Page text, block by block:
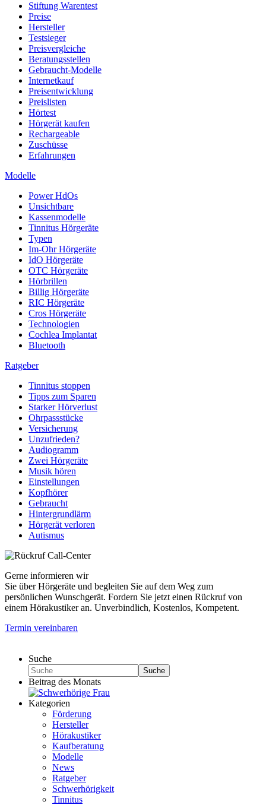
Stiftung Warentest
Preise
Hersteller
Testsieger
Preisvergleiche
Beratungsstellen
Gebraucht-Modelle
Internetkauf
Preisentwicklung
Preislisten
Hörtest
Hörgerät kaufen
Rechargeable
Zuschüsse
Erfahrungen
Modelle
Power HdOs
Unsichtbare
Kassenmodelle
Tinnitus Hörgeräte
Typen
Im-Ohr Hörgeräte
IdO Hörgeräte
OTC Hörgeräte
Hörbrillen
Billig Hörgeräte
RIC Hörgeräte
Cros Hörgeräte
Technologien
Cochlea Implantat
Bluetooth
Ratgeber
Tinnitus stoppen
Tipps zum Sparen
Starker Hörverlust
Ohrpassstücke
Versicherung
Unzufrieden?
Audiogramm
Zwei Hörgeräte
Musik hören
Einstellungen
Kopfhörer
Gebraucht
Hintergrundlärm
Hörgerät verloren
Autismus
Gerne informieren wir
Sie über Hörgeräte und begleiten Sie auf dem Weg zum
persönlichen Wunschgerät. Fordern Sie jetzt einen Rückruf von
einem Hörakustiker an. Unverbindlich, Kostenlos, Kompetent.
Termin vereinbaren
Suche
Suche
Beitrag des Monats
Kategorien
Förderung
Hersteller
Hörakustiker
Kaufberatung
Modelle
News
Ratgeber
Schwerhörigkeit
Tinnitus